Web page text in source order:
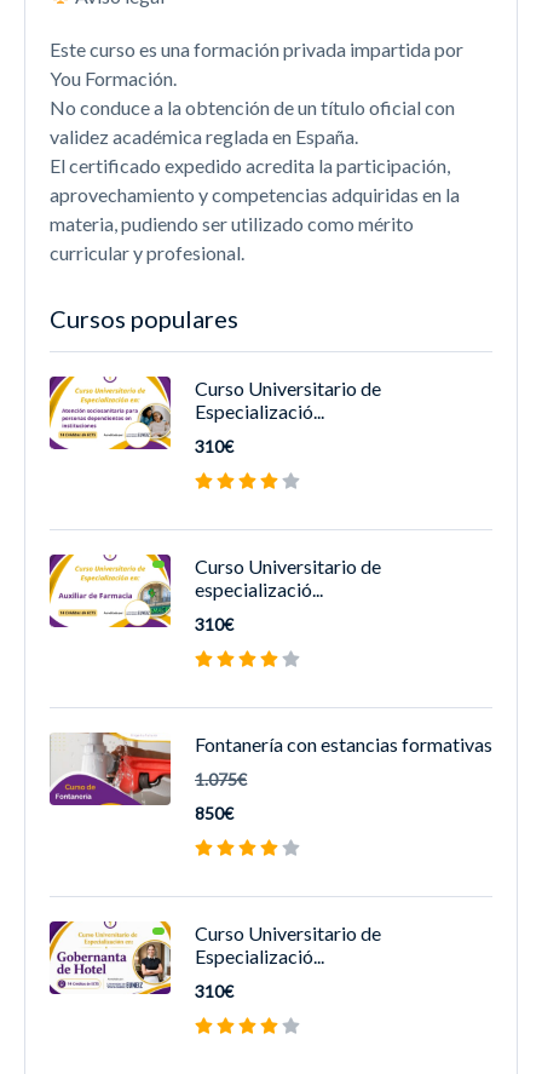
Este curso es una formación privada impartida por
You Formación.
No conduce a la obtención de un título oficial con
validez académica reglada en España.
El certificado expedido acredita la participación,
aprovechamiento y competencias adquiridas en la
materia, pudiendo ser utilizado como mérito
curricular y profesional.
Cursos populares
Curso Universitario de
Especializació...
310€
Curso Universitario de
especializació...
310€
Fontanería con estancias formativas
1.075€
850€
Curso Universitario de
Especializació...
310€